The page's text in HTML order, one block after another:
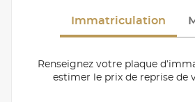
Immatriculation
Renseignez votre plaque
estimer le prix de reprise de